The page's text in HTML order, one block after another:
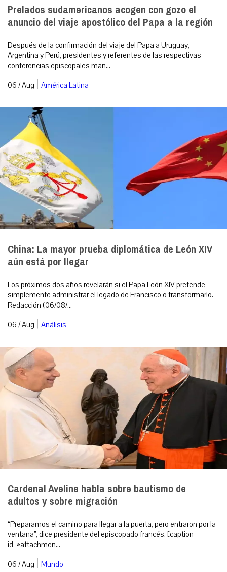
Prelados sudamericanos acogen con gozo el
anuncio del viaje apostólico del Papa a la región
Después de la confirmación del viaje del Papa a Uruguay,
Argentina y Perú, presidentes y referentes de las respectivas
conferencias episcopales man...
06 / Aug | América Latina
China: La mayor prueba diplomática de León XIV
aún está por llegar
Los próximos dos años revelarán si el Papa León XIV pretende
simplemente administrar el legado de Francisco o transformarlo.
Redacción (06/08/...
06 / Aug | Análisis
Cardenal Aveline habla sobre bautismo de
adultos y sobre migración
“Preparamos el camino para llegar a la puerta, pero entraron por la
ventana”, dice presidente del episcopado francés. [caption
id=»attachmen...
06 / Aug | Mundo